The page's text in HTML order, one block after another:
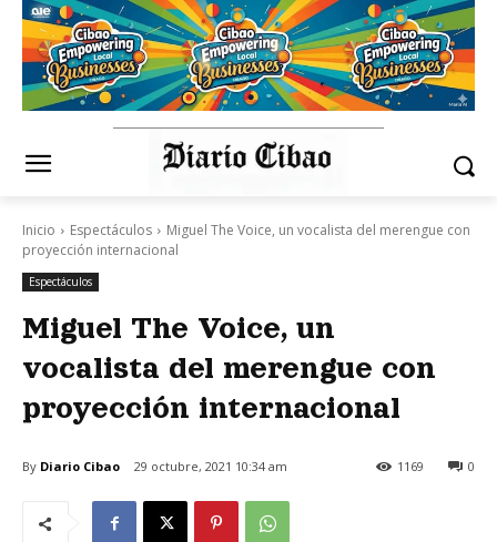
Inicio Espectáculos
Miguel The Voice, un vocalista del merengue con
proyección internacional
Espectáculos
Miguel The Voice, un
vocalista del merengue con
proyección internacional
By Diario Cibao 29 octubre, 2021 10:34 am 0
1169